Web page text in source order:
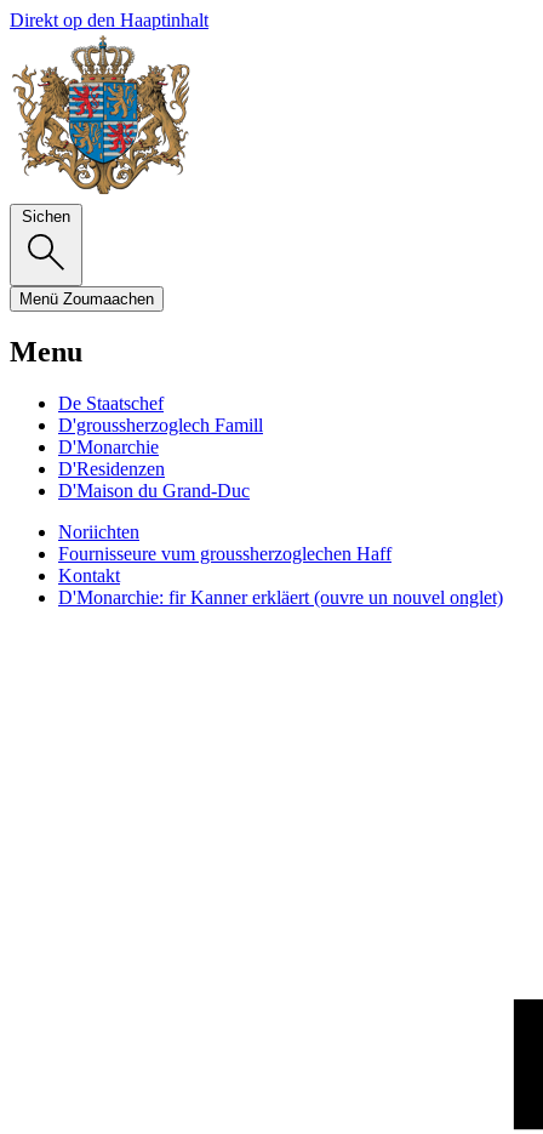
Direkt op den Haaptinhalt
Sichen
Menü Zoumaachen
Menu
De Staatschef
D'groussherzoglech Famill
D'Monarchie
D'Residenzen
D'Maison du Grand-Duc
Noriichten
Fournisseure vum groussherzoglechen Haff
Kontakt
D'Monarchie: fir Kanner erkläert (ouvre un nouvel onglet)